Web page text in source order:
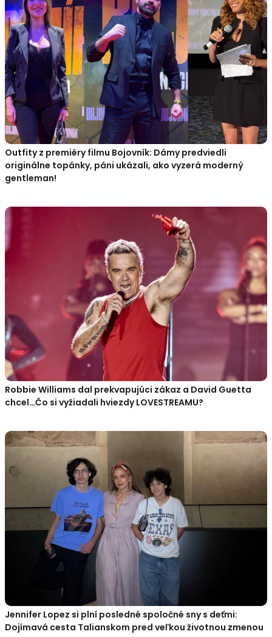
Outfity z premiéry filmu Bojovník: Dámy predviedli
originálne topánky, páni ukázali, ako vyzerá moderný
gentleman!
Robbie Williams dal prekvapujúci zákaz a David Guetta
chcel…Čo si vyžiadali hviezdy LOVESTREAMU?
Jennifer Lopez si plní posledné spoločné sny s deťmi:
Dojímavá cesta Talianskom pred veľkou životnou zmenou